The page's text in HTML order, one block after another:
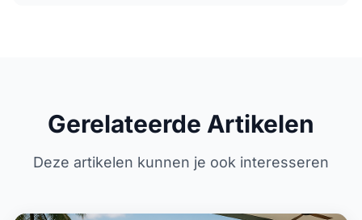
Gerelateerde Artikelen
Deze artikelen kunnen je ook interesseren